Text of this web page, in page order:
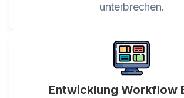
unterbrechen.
Entwicklung Workflow